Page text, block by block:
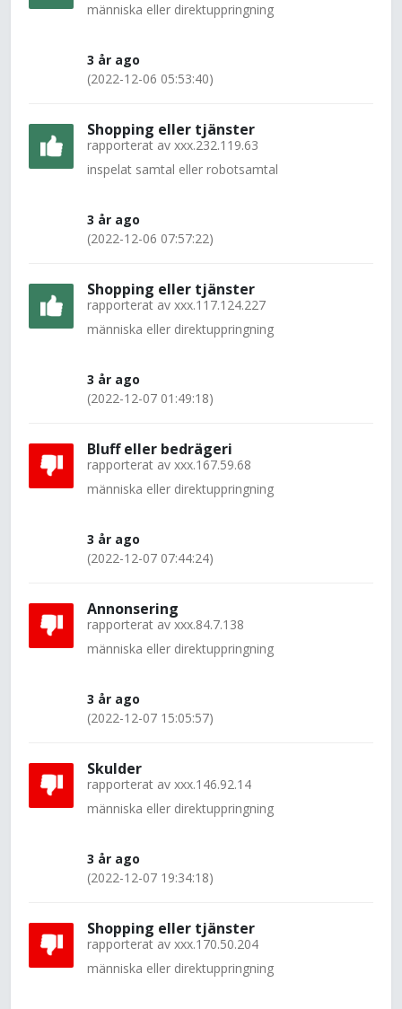
människa eller direktuppringning
3 år ago
(2022-12-06 05:53:40)
Shopping eller tjänster
rapporterat av xxx.232.119.63
inspelat samtal eller robotsamtal
3 år ago
(2022-12-06 07:57:22)
Shopping eller tjänster
rapporterat av xxx.117.124.227
människa eller direktuppringning
3 år ago
(2022-12-07 01:49:18)
Bluff eller bedrägeri
rapporterat av xxx.167.59.68
människa eller direktuppringning
3 år ago
(2022-12-07 07:44:24)
Annonsering
rapporterat av xxx.84.7.138
människa eller direktuppringning
3 år ago
(2022-12-07 15:05:57)
Skulder
rapporterat av xxx.146.92.14
människa eller direktuppringning
3 år ago
(2022-12-07 19:34:18)
Shopping eller tjänster
rapporterat av xxx.170.50.204
människa eller direktuppringning